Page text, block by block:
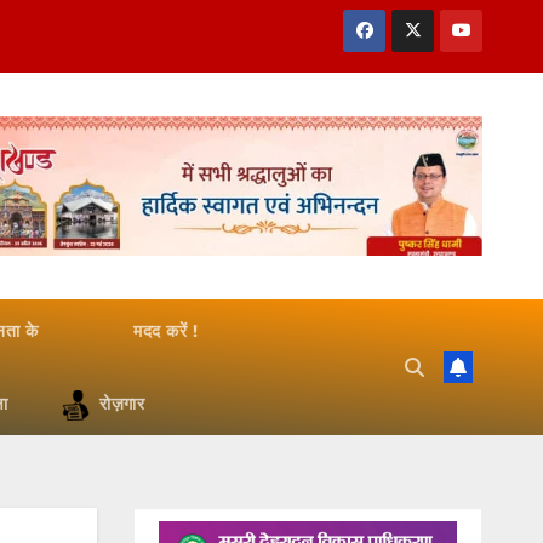
के मदद करें !
रोज़गार